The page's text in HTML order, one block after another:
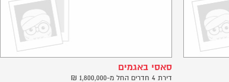
סאסי באגמים
דירת 4 חדרים החל מ-1,800,000 ₪